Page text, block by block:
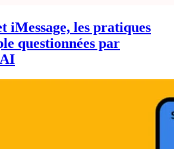
iMessage, les pratiques
questionnées par